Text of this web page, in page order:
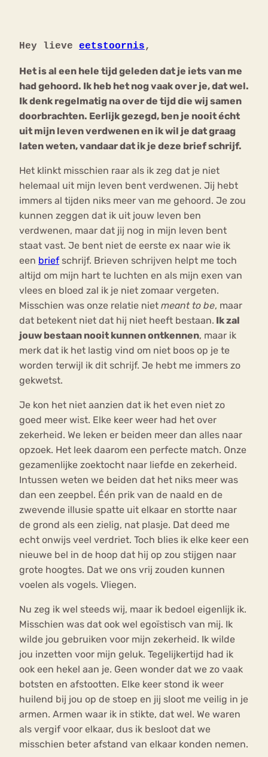
Hey lieve eetstoornis,
Het is al een hele tijd geleden dat je iets van me
had gehoord. Ik heb het nog vaak over je, dat wel.
Ik denk regelmatig na over de tijd die wij samen
doorbrachten. Eerlijk gezegd, ben je nooit écht
uit mijn leven verdwenen en ik wil je dat graag
laten weten, vandaar dat ik je deze brief schrijf.
Het klinkt misschien raar als ik zeg dat je niet
helemaal uit mijn leven bent verdwenen. Jij hebt
immers al tijden niks meer van me gehoord. Je zou
kunnen zeggen dat ik uit jouw leven ben
verdwenen, maar dat jij nog in mijn leven bent
staat vast. Je bent niet de eerste ex naar wie ik
een brief schrijf. Brieven schrijven helpt me toch
altijd om mijn hart te luchten en als mijn exen van
vlees en bloed zal ik je niet zomaar vergeten.
Misschien was onze relatie niet meant to be, maar
dat betekent niet dat hij niet heeft bestaan. Ik zal
jouw bestaan nooit kunnen ontkennen, maar ik
merk dat ik het lastig vind om niet boos op je te
worden terwijl ik dit schrijf. Je hebt me immers zo
gekwetst.
Je kon het niet aanzien dat ik het even niet zo
goed meer wist. Elke keer weer had het over
zekerheid. We leken er beiden meer dan alles naar
opzoek. Het leek daarom een perfecte match. Onze
gezamenlijke zoektocht naar liefde en zekerheid.
Intussen weten we beiden dat het niks meer was
dan een zeepbel. Één prik van de naald en de
zwevende illusie spatte uit elkaar en stortte naar
de grond als een zielig, nat plasje. Dat deed me
echt onwijs veel verdriet. Toch blies ik elke keer een
nieuwe bel in de hoop dat hij op zou stijgen naar
grote hoogtes. Dat we ons vrij zouden kunnen
voelen als vogels. Vliegen.
Nu zeg ik wel steeds wij, maar ik bedoel eigenlijk ik.
Misschien was dat ook wel egoïstisch van mij. Ik
wilde jou gebruiken voor mijn zekerheid. Ik wilde
jou inzetten voor mijn geluk. Tegelijkertijd had ik
ook een hekel aan je. Geen wonder dat we zo vaak
botsten en afstootten. Elke keer stond ik weer
huilend bij jou op de stoep en jij sloot me veilig in je
armen. Armen waar ik in stikte, dat wel. We waren
als vergif voor elkaar, dus ik besloot dat we
misschien beter afstand van elkaar konden nemen.
Chat
Forum
mia
Nerv
Eetbuien Piekeren Sport
Trauma
Orthorexia
Afvallen Angst